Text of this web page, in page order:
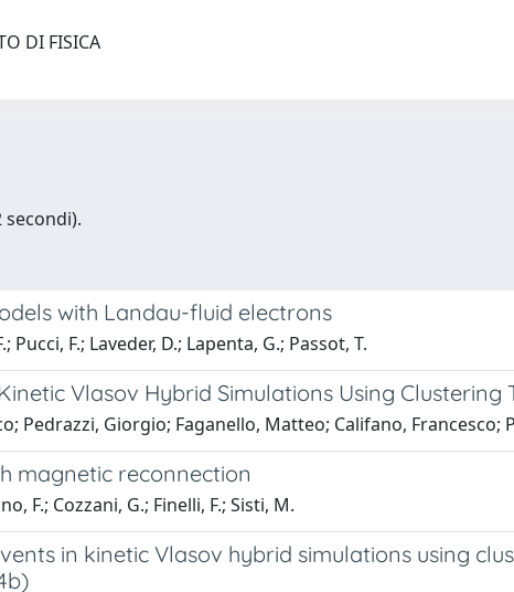
DI FISICA
secondi).
with Landau-fluid electrons
Pucci, F.; Laveder, D.; Lapenta, G.; Passot, T.
Vlasov Hybrid Simulations Using Clustering
Pedrazzi, Giorgio; Faganello, Matteo; Califano, Francesco;
magnetic reconnection
F.; Cozzani, G.; Finelli, F.; Sisti, M.
in kinetic Vlasov hybrid simulations using